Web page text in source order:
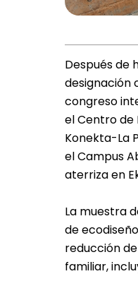
Después de
designación
congreso
el Centro de
Konekta-La
el Campus
aterriza en
La muestra
de
reducción
familiar,